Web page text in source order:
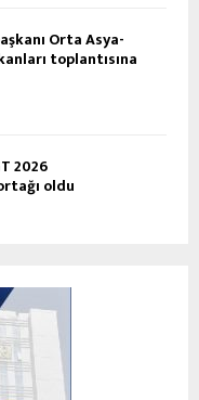
Orta Asya-
toplantısına
2026
oldu